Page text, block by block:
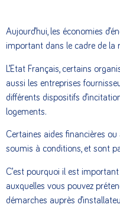
Aujourd’hui, les économies
important dans le cadre de la
L’Etat Français, certains
aussi les entreprises
différents dispositifs
logements.
Certaines aides financières
soumis à conditions, et sont
C’est pourquoi il est
auxquelles vous pouvez
démarches auprès